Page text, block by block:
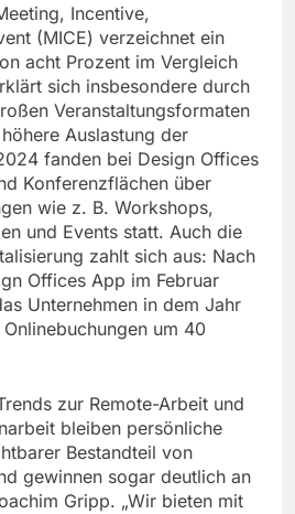
Incentive,
(MICE) verzeichnet ein
acht Prozent im Vergleich
sich insbesondere durch
Veranstaltungsformaten
Auslastung der
fanden bei Design Offices
Konferenzflächen über
wie z. B. Workshops,
und Events statt. Auch die
zahlt sich aus: Nach
Offices App im Februar
Unternehmen in dem Jahr
um 40
zur Remote-Arbeit und
bleiben persönliche
Bestandteil von
gewinnen sogar deutlich an
Gripp. „Wir bieten mit